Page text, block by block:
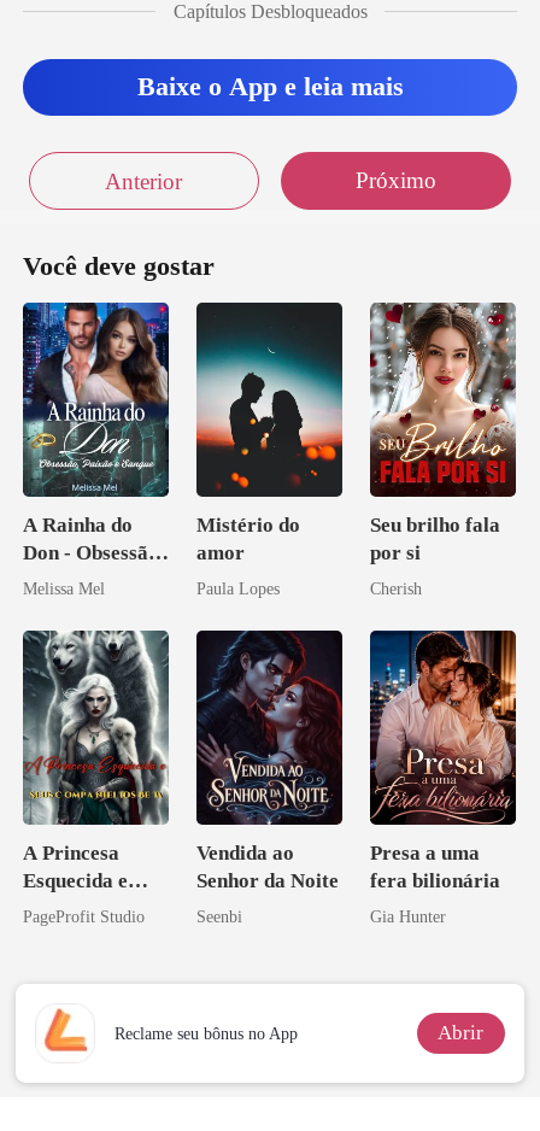
Capítulos Desbloqueados
Baixe o App e leia mais
Anterior Próximo
Você deve gostar
A Rainha do
Don - Obsessão,
Paixão e Sangue
Melissa Mel
Mistério do
amor
Paula Lopes
Seu brilho fala
por si
Cherish
A Princesa
Esquecida e
Seus
PageProfit Studio
Vendida ao
Senhor da Noite
Seenbi
Presa a uma
fera bilionária
Gia Hunter
Reclame seu bônus no App Abrir